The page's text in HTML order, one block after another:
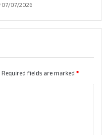
07/07/2026
Required fields are marked *